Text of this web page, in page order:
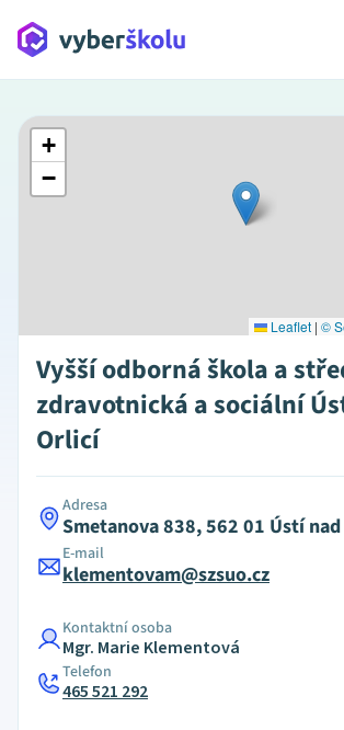
+
−
Leaflet | ©
Vyšší odborná škola a
zdravotnická a sociální
Orlicí
Adresa
Smetanova 838, 562 01 Ústí
E-mail
klementovam@szsuo.cz
Kontaktní osoba
Mgr. Marie Klementová
Telefon
465 521 292